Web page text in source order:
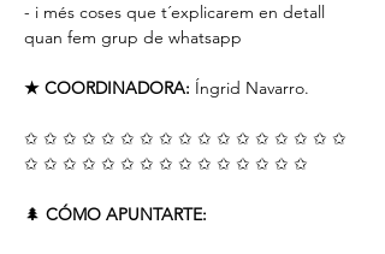
- i més coses que t´explicarem en detall
quan fem grup de whatsapp
★ COORDINADORA: Íngrid Navarro.
✩ ✩ ✩ ✩ ✩ ✩ ✩ ✩ ✩ ✩ ✩ ✩ ✩ ✩ ✩ ✩ ✩
✩ ✩ ✩ ✩ ✩ ✩ ✩ ✩ ✩ ✩ ✩ ✩ ✩ ✩ ✩
🌲 CÓMO APUNTARTE: